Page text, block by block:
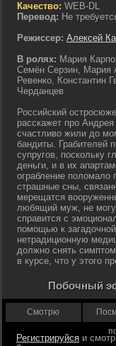
Качество: WEB-DL
Перевод: Не
Режиссер: Алексей
В ролях: Мария
Семён Серзин, Мария
Ревенко, Константин
Черданцев
Российский
расскажет про
счастливо жили до
бандиты. Грабителей
супругов, поскольку
деньги, и в их
ограбление поломало
страшные сны,
мерещатся
любящий муж, не
справится с
помощью к
нетрадиционную
должно снять
в курсе, что у этого
Побочный
Смотрю
Регистрируйся